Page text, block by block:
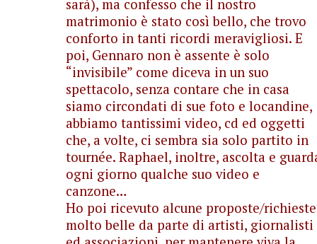
sarà), ma confesso che il nostro
matrimonio è stato così bello, che trovo
conforto in tanti ricordi meravigliosi. E
poi, Gennaro non è assente è solo
“invisibile” come diceva in un suo
spettacolo, senza contare che in casa
siamo circondati di sue foto e locandine,
abbiamo tantissimi video, cd ed oggetti
che, a volte, ci sembra sia solo partito in
tournée. Raphael, inoltre, ascolta e
ogni giorno qualche suo video e
canzone…
Ho poi ricevuto alcune proposte/richieste
molto belle da parte di artisti, giornalisti